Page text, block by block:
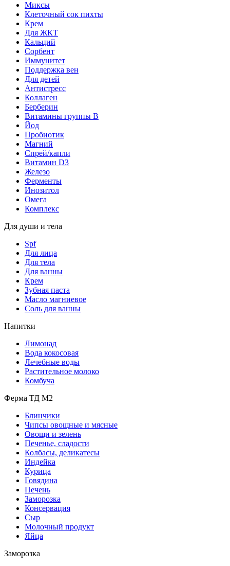
Миксы
Клеточный сок пихты
Крем
Для ЖКТ
Кальций
Сорбент
Иммунитет
Поддержка вен
Для детей
Антистресс
Коллаген
Берберин
Витамины группы B
Йод
Пробиотик
Магний
Спрей/капли
Витамин D3
Железо
Ферменты
Инозитол
Омега
Комплекс
Для души и тела
Spf
Для лица
Для тела
Для ванны
Крем
Зубная паста
Масло магниевое
Соль для ванны
Напитки
Лимонад
Вода кокосовая
Лечебные воды
Растительное молоко
Комбуча
Ферма ТД М2
Блинчики
Чипсы овощные и мясные
Овощи и зелень
Печенье, сладости
Колбасы, деликатесы
Индейка
Курица
Говядина
Печень
Заморозка
Консервация
Сыр
Молочный продукт
Яйца
Заморозка